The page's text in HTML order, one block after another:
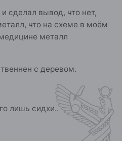
сделал вывод, что нет,
что на схеме в моём
металл
с деревом.
лишь сидхи..